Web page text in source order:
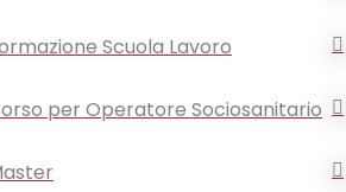
Scuola Lavoro
per Operatore Sociosanitario